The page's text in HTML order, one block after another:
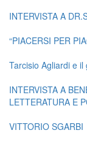
INTERVISTA A
“PIACERSI PER
Tarcisio Agliardi e
INTERVISTA A
LETTERATURA E
VITTORIO SGARBI